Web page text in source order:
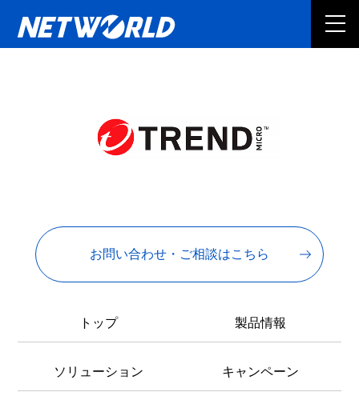
お問い合わせ・ご相談はこちら
トップ 製品情報
ソリューション キャンペーン